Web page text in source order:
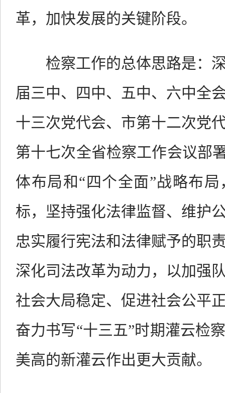
革，加快发展的关键阶段。
检察工作的总体思路是：
届三中、四中、五中、六中全
十三次党代会、市第十二次党
第十七次全省检察工作会议部
体布局和“四个全面”战略布
标，坚持强化法律监督、维护
忠实履行宪法和法律赋予的职
深化司法改革为动力，以加强
社会大局稳定、促进社会公平
奋力书写“十三五”时期灌云检
美高的新灌云作出更大贡献。